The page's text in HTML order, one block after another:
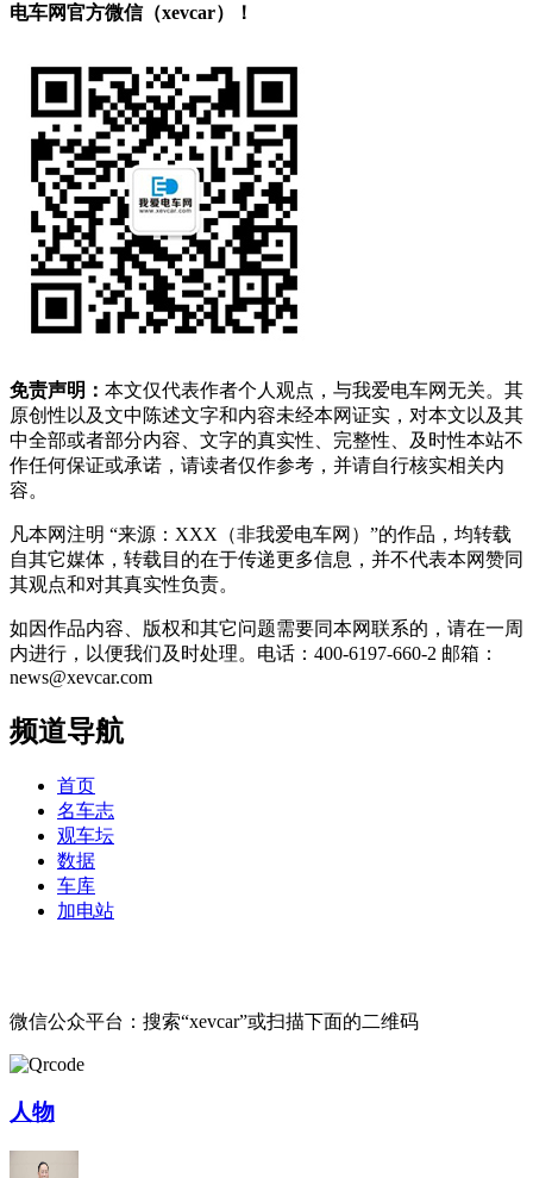
电车网官方微信（xevcar）！
免责声明： 本文仅代表作者个人观点，与我爱电车网无关。其
原创性以及文中陈述文字和内容未经本网证实，对本文以及其
中全部或者部分内容、文字的真实性、完整性、及时性本站不
作任何保证或承诺，请读者仅作参考，并请自行核实相关内
容。
凡本网注明 “来源：XXX（非我爱电车网）”的作品，均转载
自其它媒体，转载目的在于传递更多信息，并不代表本网赞同
其观点和对其真实性负责。
如因作品内容、版权和其它问题需要同本网联系的，请在一周
内进行，以便我们及时处理。电话：400-6197-660-2 邮箱：
news@xevcar.com
频道导航
首页
名车志
观车坛
数据
车库
加电站
微信公众平台：搜索“xevcar”或扫描下面的二维码
人物